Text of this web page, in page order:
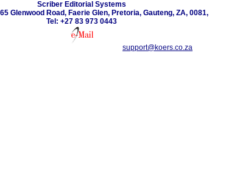
Scriber Editorial Systems
Glenwood Road, Faerie Glen, Pretoria, Gauteng, ZA, 0081,
Tel: +27 83 973 0443
support@koers.co.za